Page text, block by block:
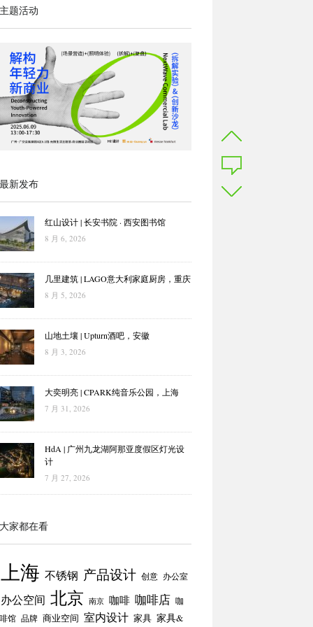
题活动
新发布
红山设计 | 长安书院 · 西安图书馆
8 月 6, 2026
几里建筑 | LAGO意大利家庭厨房，重庆
8 月 5, 2026
山地土壤 | Upturn酒吧，安徽
8 月 3, 2026
大奕明亮 | CPARK纯音乐公园，上海
7 月 31, 2026
HdA | 广州九龙湖阿那亚度假区灯光设
计
7 月 27, 2026
家都在看
上海 不锈钢 产品设计 创意 办公室
办公空间 北京 南京 咖啡 咖啡店 咖
馆 品牌 商业空间 室内设计 家具 家具&